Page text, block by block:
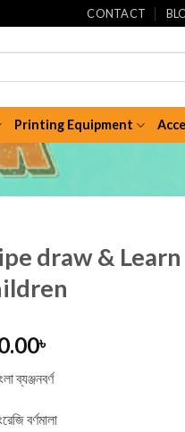
CONTACT
Printing Equipment
draw &
৳
ব্যঞ্জনবর্ণ
বর্ণমালা